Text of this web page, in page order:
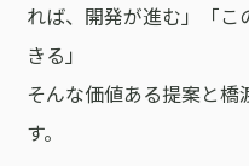
れば、開発が進む」「
きる」
そんな価値ある提案と
す。